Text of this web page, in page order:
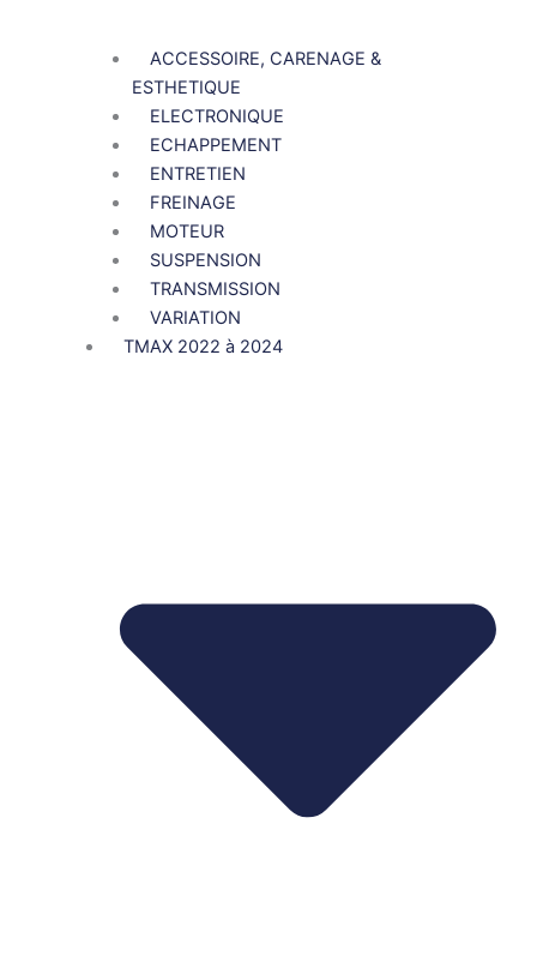
ACCESSOIRE, CARENAGE &
ESTHETIQUE
ELECTRONIQUE
ECHAPPEMENT
ENTRETIEN
FREINAGE
MOTEUR
SUSPENSION
TRANSMISSION
VARIATION
TMAX 2022 à 2024